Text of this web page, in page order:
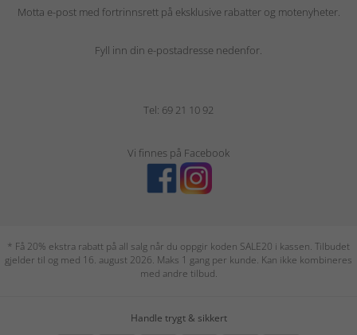
Motta e-post med fortrinnsrett på eksklusive rabatter og motenyheter.
Fyll inn din e-postadresse nedenfor.
Tel: 69 21 10 92
Vi finnes på Facebook
* Få 20% ekstra rabatt på all salg når du oppgir koden SALE20 i kassen. Tilbudet
gjelder til og med 16. august 2026. Maks 1 gang per kunde. Kan ikke kombineres
med andre tilbud.
Handle trygt & sikkert